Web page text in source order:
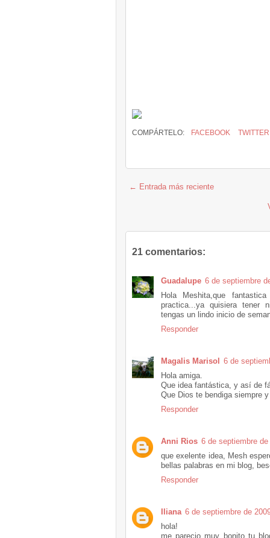
COMPÁRTELO: FACEBOOK TWITTER
← Entrada más reciente
21 comentarios:
Guadalupe 6 de septiembre
Hola Meshita,que
practica...ya quisiera tener
tengas un lindo inicio de
Responder
Magalis Marisol
6 de
Hola amiga.
Que idea fantástica, y así de
Que Dios te bendiga siempre
Responder
Anni Rios 6 de septiembre
que exelente idea, Mesh
bellas palabras en mi blog,
Responder
Iliana 6 de septiembre de
hola!
me parecio muy bonito tu